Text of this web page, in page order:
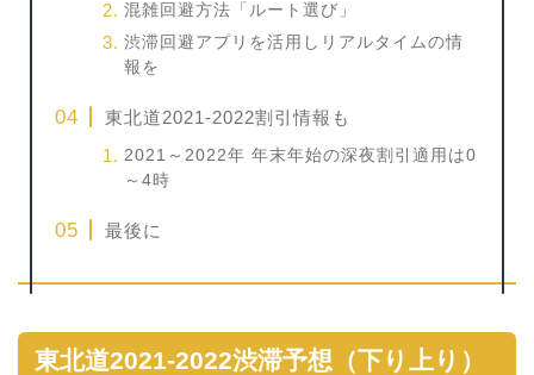
混雑回避方法「ルート選び」
渋滞回避アプリを活用しリアルタイムの情
報を
東北道2021-2022割引情報も
2021～2022年 年末年始の深夜割引適用は0
～4時
最後に
東北道2021-2022渋滞予想（下り上り）